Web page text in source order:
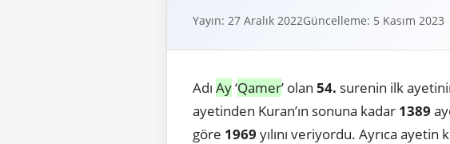
Yayın: 27 Aralık 2022Güncelleme: 5 Kasım 2023
Adı Ay‘Qamer’ olan 54. surenin ilk
ayetinden Kuran’ın sonuna kadar 1389
göre 1969 yılını veriyordu. Ayrıca ayetin